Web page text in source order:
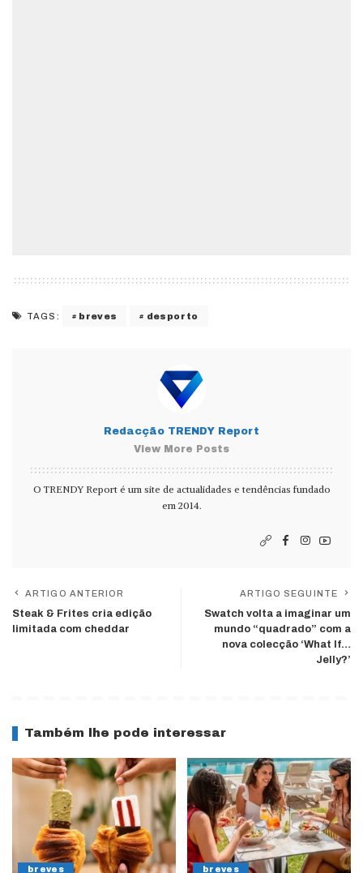
TAGS: breves desporto
Redacção TRENDY Report
View More Posts
O TRENDY Report é um site de actualidades e tendências fundado
em 2014.
ARTIGO ANTERIOR
Steak & Frites cria edição
limitada com cheddar
ARTIGO SEGUINTE
Swatch volta a imaginar um
mundo “quadrado” com a
nova colecção ‘What If…
Jelly?’
Também lhe pode interessar
breves breves